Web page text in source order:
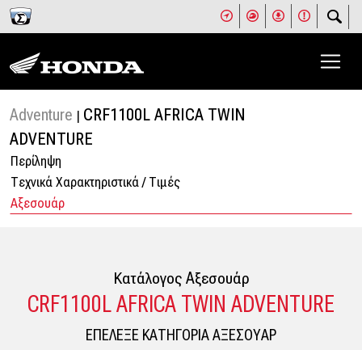
Adventure | CRF1100L AFRICA TWIN
ΑDVENTURE
Περίληψη
Tεχνικά Χαρακτηριστικά / Tιμές
Αξεσουάρ
Κατάλογος Aξεσουάρ
CRF1100L AFRICA TWIN ΑDVENTURE
ΕΠΕΛΕΞΕ ΚΑΤΗΓΟΡΙΑ ΑΞΕΣΟΥΑΡ